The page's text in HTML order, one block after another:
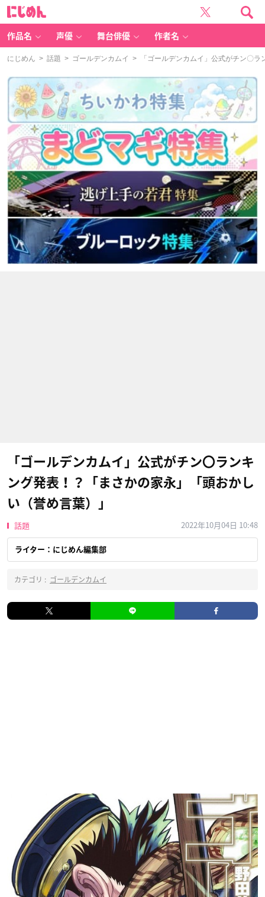
作品名 声優 舞台俳優 作者名
にじめん > 話題 > ゴールデンカムイ > 「ゴールデンカムイ」公式がチン〇ラ
「ゴールデンカムイ」公式がチン〇ランキ
ング発表！？「まさかの家永」「頭おかし
い（誉め言葉）」
話題 2022年10月04日 10:48
ライター：にじめん編集部
カテゴリ : ゴールデンカムイ